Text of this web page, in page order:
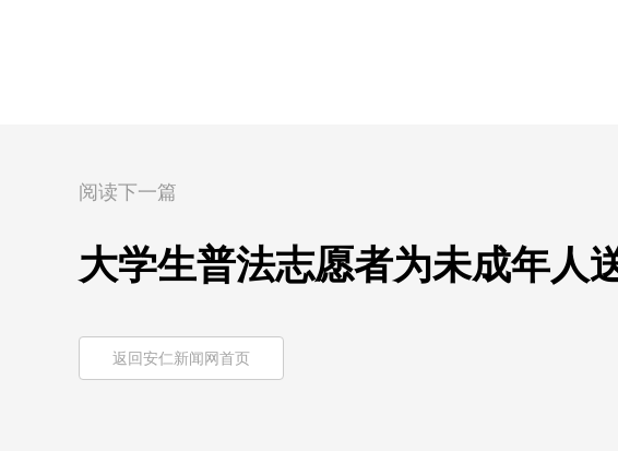
阅读下一篇
大学生普法志愿者为未成年人
返回安仁新闻网首页